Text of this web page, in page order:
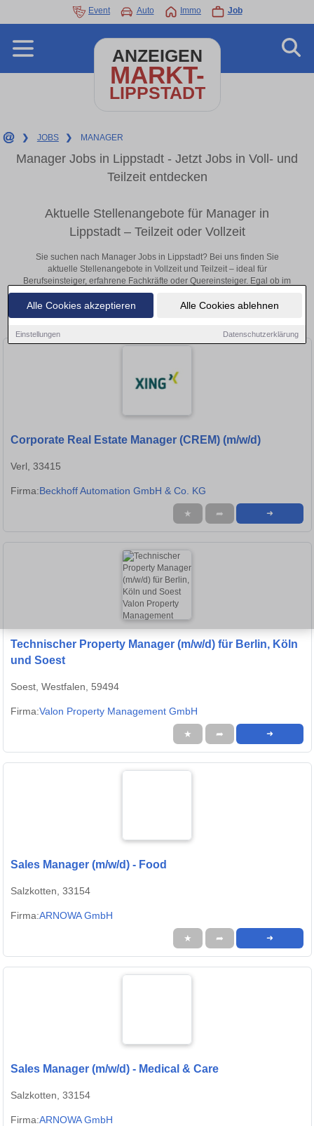
Alle Cookies akzeptieren Alle Cookies ablehnen
Einstellungen Datenschutzerklärung
Event Auto Immo Job
ANZEIGEN
MARKT-
LIPPSTADT
❯ JOBS ❯ MANAGER
Manager Jobs in Lippstadt - Jetzt Jobs in Voll- und
Teilzeit entdecken
Aktuelle Stellenangebote für Manager in
Lippstadt – Teilzeit oder Vollzeit
Sie suchen nach Manager Jobs in Lippstadt? Bei uns finden Sie
aktuelle Stellenangebote in Vollzeit und Teilzeit – ideal für
Berufseinsteiger, erfahrene Fachkräfte oder Quereinsteiger. Egal ob im
Büro, vor Ort oder remote: Entdecken Sie jetzt neue Chancen in Ihrer
Region und bewerben Sie sich direkt auf passende Manager-Stellen in
Lippstadt!
Corporate Real Estate Manager (CREM) (m/w/d)
Verl, 33415
Firma:Beckhoff Automation GmbH & Co. KG
★ ➦ ➜
Technischer Property Manager (m/w/d) für Berlin, Köln
und Soest
Soest, Westfalen, 59494
Firma:Valon Property Management GmbH
★ ➦ ➜
Sales Manager (m/w/d) - Food
Salzkotten, 33154
Firma:ARNOWA GmbH
★ ➦ ➜
Sales Manager (m/w/d) - Medical & Care
Salzkotten, 33154
Firma:ARNOWA GmbH